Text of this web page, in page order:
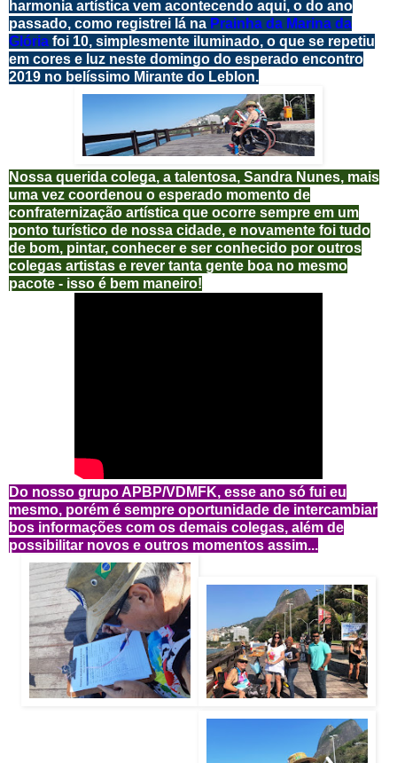
harmonia artística vem acontecendo aqui, o do ano
passado, como registrei lá na Prainha da Marina da
Glória foi 10, simplesmente iluminado, o que se repetiu
em cores e luz neste domingo do esperado encontro
2019 no belíssimo Mirante do Leblon.
Nossa querida colega, a talentosa, Sandra Nunes, mais
uma vez coordenou o esperado momento de
confraternização artística que ocorre sempre em um
ponto turístico de nossa cidade, e novamente foi tudo
de bom, pintar, conhecer e ser conhecido por outros
colegas artistas e rever tanta gente boa no mesmo
pacote - isso é bem maneiro!
Do nosso grupo APBP/VDMFK, esse ano só fui eu
mesmo, porém é sempre oportunidade de intercambiar
bos informações com os demais colegas, além de
possibilitar novos e outros momentos assim...